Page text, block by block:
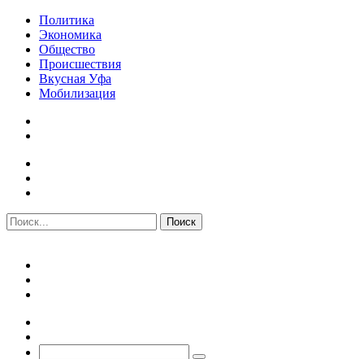
Политика
Экономика
Общество
Происшествия
Вкусная Уфа
Мобилизация